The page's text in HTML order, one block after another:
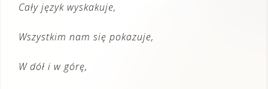
Cały język wyskakuje,
Wszystkim nam się pokazuje,
W dół i w górę,